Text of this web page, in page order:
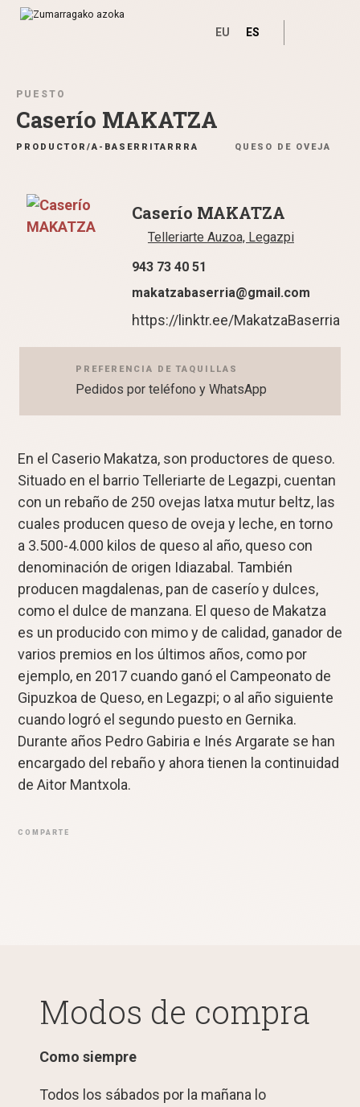
Ir directamente al contenido
EU ES
PUESTO
Caserío MAKATZA
PRODUCTOR/A-BASERRITARRRA QUESO DE OVEJA
Caserío MAKATZA
Telleriarte Auzoa, Legazpi
943 73 40 51
makatzabaserria@gmail.com
https://linktr.ee/MakatzaBaserria
PREFERENCIA DE TAQUILLAS
Pedidos por teléfono y WhatsApp
En el Caserio Makatza, son productores de queso.
Situado en el barrio Telleriarte de Legazpi, cuentan
con un rebaño de 250 ovejas latxa mutur beltz, las
cuales producen queso de oveja y leche, en torno
a 3.500-4.000 kilos de queso al año, queso con
denominación de origen Idiazabal. También
producen magdalenas, pan de caserío y dulces,
como el dulce de manzana. El queso de Makatza
es un producido con mimo y de calidad, ganador de
varios premios en los últimos años, como por
ejemplo, en 2017 cuando ganó el Campeonato de
Gipuzkoa de Queso, en Legazpi; o al año siguiente
cuando logró el segundo puesto en Gernika.
Durante años Pedro Gabiria e Inés Argarate se han
encargado del rebaño y ahora tienen la continuidad
de Aitor Mantxola.
COMPARTE
Modos de compra
Como siempre
Todos los sábados por la mañana lo